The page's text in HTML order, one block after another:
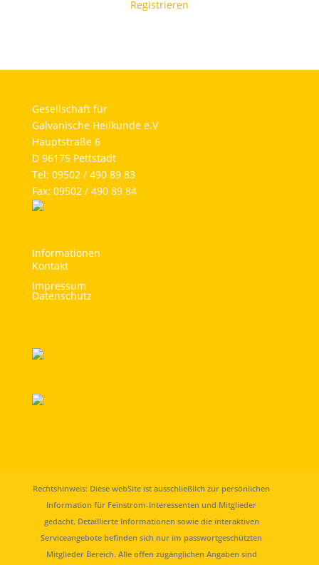
Registrieren
Gesellschaft für
Galvanische Heilkunde e.V
Hauptstraße 6
D 96175 Pettstadt
Tel: 09502 / 490 89 83
Fax: 09502 / 490 89 84
Informationen
Kontakt
Impressum
Datenschutz
Rechtshinweis: Diese webSite ist ausschließlich zur persönlichen
Information für Feinstrom-Interessenten und Mitglieder
gedacht. Detaillierte Informationen sowie die interaktiven
Serviceangebote befinden sich nur im passwortgeschützten
Mitglieder Bereich. Alle offen zugänglichen Angaben sind